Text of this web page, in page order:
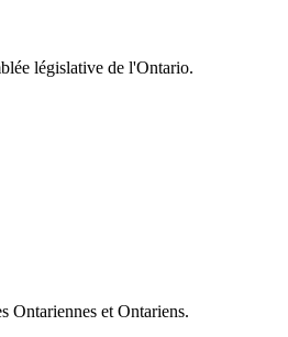
législative de l'Ontario.
Ontariennes et Ontariens.